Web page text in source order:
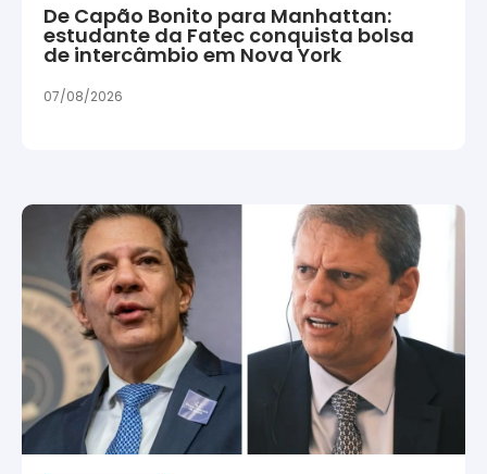
De Capão Bonito para Manhattan:
estudante da Fatec conquista bolsa
de intercâmbio em Nova York
07/08/2026